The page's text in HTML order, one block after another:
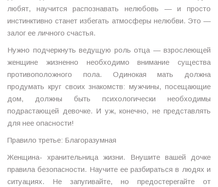
любят, научится распознавать нелюбовь — и просто
инстинктивно станет избегать атмосферы нелюбви. Это —
залог ее личного счастья.
Нужно подчеркнуть ведущую роль отца — взрослеющей
женщине жизненно необходимо внимание существа
противоположного пола. Одинокая мать должна
продумать круг своих знакомств: мужчины, посещающие
дом, должны быть психологически необходимы
подрастающей девочке. И уж, конечно, не представлять
для нее опасности!
Правило третье: Благоразумная
Женщина- хранительница жизни. Внушите вашей дочке
правила безопасности. Научите ее разбираться в людях и
ситуациях. Не запугивайте, но предостерегайте от